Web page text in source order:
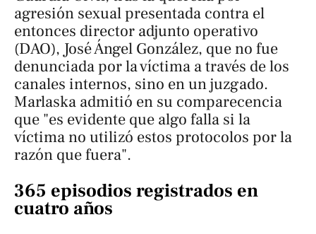
agresión sexual presentada contra el
entonces director adjunto operativo
(DAO), José Ángel González, que no fue
denunciada por la víctima a través de los
canales internos, sino en un juzgado.
Marlaska admitió en su comparecencia
que "es evidente que algo falla si la
víctima no utilizó estos protocolos por la
razón que fuera".
365 episodios registrados en
cuatro años